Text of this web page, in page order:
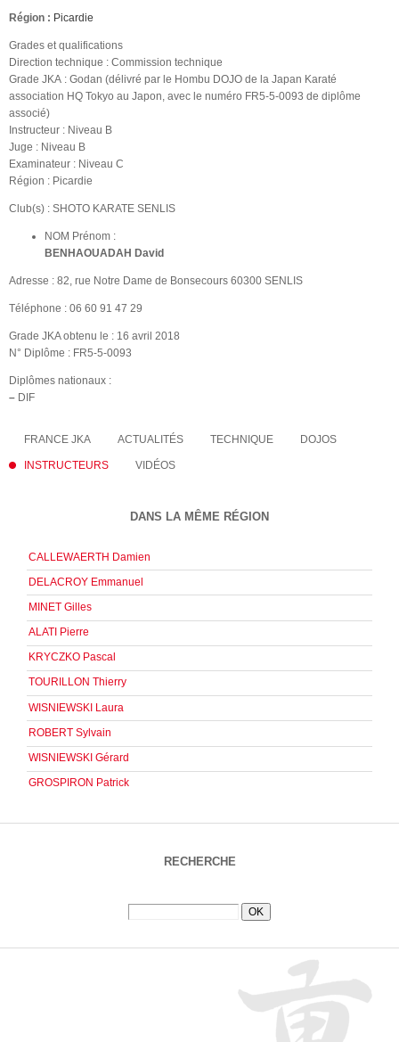
Région : Picardie
Grades et qualifications
Direction technique : Commission technique
Grade JKA : Godan (délivré par le Hombu DOJO de la Japan Karaté
association HQ Tokyo au Japon, avec le numéro FR5-5-0093 de diplôme
associé)
Instructeur : Niveau B
Juge : Niveau B
Examinateur : Niveau C
Région : Picardie
Club(s) : SHOTO KARATE SENLIS
NOM Prénom :
BENHAOUADAH David
Adresse : 82, rue Notre Dame de Bonsecours 60300 SENLIS
Téléphone : 06 60 91 47 29
Grade JKA obtenu le : 16 avril 2018
N° Diplôme : FR5-5-0093
Diplômes nationaux :
– DIF
FRANCE JKA ACTUALITÉS TECHNIQUE DOJOS
INSTRUCTEURS VIDÉOS
DANS LA MÊME RÉGION
CALLEWAERTH Damien
DELACROY Emmanuel
MINET Gilles
ALATI Pierre
KRYCZKO Pascal
TOURILLON Thierry
WISNIEWSKI Laura
ROBERT Sylvain
WISNIEWSKI Gérard
GROSPIRON Patrick
RECHERCHE